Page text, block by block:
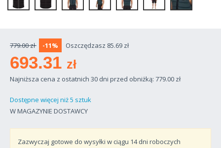
779.00 zł -11% Oszczędzasz 85.69 zł
693.31 zł
Najniższa cena z ostatnich 30 dni przed obniżką: 779.00 zł
Dostępne więcej niż 5 sztuk
W MAGAZYNIE DOSTAWCY
Zazwyczaj gotowe do wysyłki w ciągu 14dni roboczych